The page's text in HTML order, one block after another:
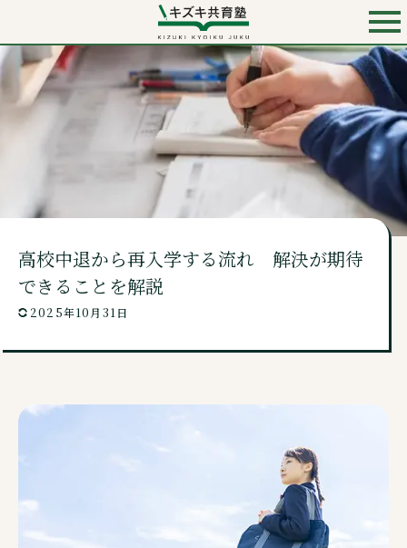
お電話での入会・見学・料金のお問い合わせは
0120-501-858 （無料）
キズキ共育塾 TOP
キズキとは？
料金・コース
高校中退から再入学する流れ 解決が期待
できることを解説
2025年10月31日